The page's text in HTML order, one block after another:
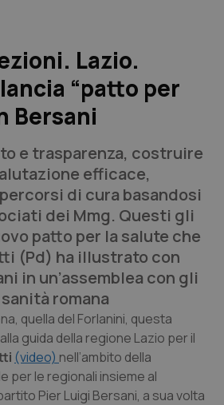
Lazio.
“patto per
Bersani
e trasparenza, costruire
efficace,
di cura basandosi
dei Mmg. Questi gli
patto per la salute che
(Pd) ha illustrato con
in un’assemblea con gli
romana
quella del Forlanini, questa
guida della regione Lazio per il
(video) nell’ambito della
per le regionali insieme al
Pier Luigi Bersani, a sua volta